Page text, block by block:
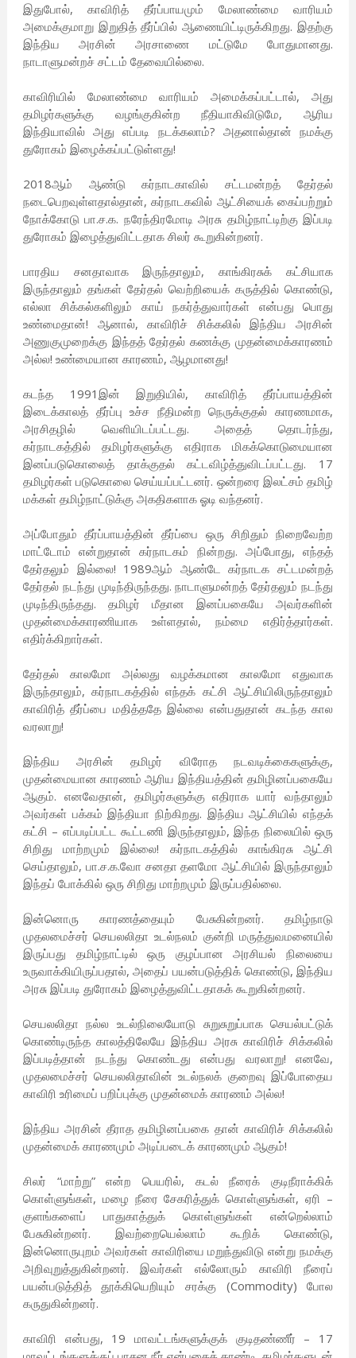
இதுபோல், காவிரித் தீர்ப்பாயமும் மேலாண்மை வாரியம்
அமைக்குமாறு இறுதித் தீர்ப்பில் ஆணையிட்டிருக்கிறது. இதற்கு
இந்திய அரசின் அரசாணை மட்டுமே போதுமானது.
நாடாளுமன்றச் சட்டம் தேவையில்லை.
காவிரியில் மேலாண்மை வாரியம் அமைக்கப்பட்டால், அது
தமிழர்களுக்கு வழங்குகின்ற நீதியாகிவிடுமே, ஆரிய
இந்தியாவில் அது எப்படி நடக்கலாம்? அதனால்தான் நமக்கு
துரோகம் இழைக்கப்பட்டுள்ளது!
2018ஆம் ஆண்டு கர்நாடகாவில் சட்டமன்றத் தேர்தல்
நடைபெறவுள்ளதால்தான், கர்நாடகவில் ஆட்சியைக் கைப்பற்றும்
நோக்கோடு பா.ச.க. நரேந்திரமோடி அரசு தமிழ்நாட்டிற்கு இப்படி
துரோகம் இழைத்துவிட்டதாக சிலர் கூறுகின்றனர்.
பாரதிய சனதாவாக இருந்தாலும், காங்கிரசுக் கட்சியாக
இருந்தாலும் தங்கள் தேர்தல் வெற்றியைக் கருத்தில் கொண்டு,
எல்லா சிக்கல்களிலும் காய் நகர்த்துவார்கள் என்பது பொது
உண்மைதான்! ஆனால், காவிரிச் சிக்கலில் இந்திய அரசின்
அணுகுமுறைக்கு இந்தத் தேர்தல் கணக்கு முதன்மைக்காரணம்
அல்ல! உண்மையான காரணம், ஆழமானது!
கடந்த 1991இன் இறுதியில், காவிரித் தீர்ப்பாயத்தின்
இடைக்காலத் தீர்ப்பு உச்ச நீதிமன்ற நெருக்குதல் காரணமாக,
அரசிதழில் வெளியிடப்பட்டது. அதைத் தொடர்ந்து,
கர்நாடகத்தில் தமிழர்களுக்கு எதிராக மிகக்கொடுமையான
இனப்படுகொலைத் தாக்குதல் கட்டவிழ்த்துவிடப்பட்டது. 17
தமிழர்கள் படுகொலை செய்யப்பட்டனர். ஒன்றரை இலட்சம் தமிழ்
மக்கள் தமிழ்நாட்டுக்கு அகதிகளாக ஓடி வந்தனர்.
அப்போதும் தீர்ப்பாயத்தின் தீர்ப்பை ஒரு சிறிதும் நிறைவேற்ற
மாட்டோம் என்றுதான் கர்நாடகம் நின்றது. அப்போது, எந்தத்
தேர்தலும் இல்லை! 1989ஆம் ஆண்டே கர்நாடக சட்டமன்றத்
தேர்தல் நடந்து முடிந்திருந்தது. நாடாளுமன்றத் தேர்தலும் நடந்து
முடிந்திருந்தது. தமிழர் மீதான இனப்பகையே அவர்களின்
முதன்மைக்காரணியாக உள்ளதால், நம்மை எதிர்த்தார்கள்.
எதிர்க்கிறார்கள்.
தேர்தல் காலமோ அல்லது வழக்கமான காலமோ எதுவாக
இருந்தாலும், கர்நாடகத்தில் எந்தக் கட்சி ஆட்சியிலிருந்தாலும்
காவிரித் தீர்ப்பை மதித்ததே இல்லை என்பதுதான் கடந்த கால
வரலாறு!
இந்திய அரசின் தமிழர் விரோத நடவடிக்கைகளுக்கு,
முதன்மையான காரணம் ஆரிய இந்தியத்தின் தமிழினப்பகையே
ஆகும். எனவேதான், தமிழர்களுக்கு எதிராக யார் வந்தாலும்
அவர்கள் பக்கம் இந்தியா நிற்கிறது. இந்திய ஆட்சியில் எந்தக்
கட்சி – எப்படிப்பட்ட கூட்டணி இருந்தாலும், இந்த நிலையில் ஒரு
சிறிது மாற்றமும் இல்லை! கர்நாடகத்தில் காங்கிரசு ஆட்சி
செய்தாலும், பா.ச.க.வோ சனதா தளமோ ஆட்சியில் இருந்தாலும்
இந்தப் போக்கில் ஒரு சிறிது மாற்றமும் இருப்பதில்லை.
இன்னொரு காரணத்தையும் பேசுகின்றனர். தமிழ்நாடு
முதலமைச்சர் செயலலிதா உடல்நலம் குன்றி மருத்துவமனையில்
இருப்பது தமிழ்நாட்டில் ஒரு குழப்பான அரசியல் நிலையை
உருவாக்கியிருப்பதால், அதைப் பயன்படுத்திக் கொண்டு, இந்திய
அரசு இப்படி துரோகம் இழைத்துவிட்டதாகக் கூறுகின்றனர்.
செயலலிதா நல்ல உடல்நிலையோடு சுறுசுறுப்பாக செயல்பட்டுக்
கொண்டிருந்த காலத்திலேயே இந்திய அரசு காவிரிச் சிக்கலில்
இப்படித்தான் நடந்து கொண்டது என்பது வரலாறு! எனவே,
முதலமைச்சர் செயலலிதாவின் உடல்நலக் குறைவு இப்போதைய
காவிரி உரிமைப் பறிப்புக்கு முதன்மைக் காரணம் அல்ல!
இந்திய அரசின் தீராத தமிழினப்பகை தான் காவிரிச் சிக்கலில்
முதன்மைக் காரணமும் அடிப்படைக் காரணமும் ஆகும்!
சிலர் “மாற்று” என்ற பெயரில், கடல் நீரைக் குடிநீராக்கிக்
கொள்ளுங்கள், மழை நீரை சேகரித்துக் கொள்ளுங்கள், ஏரி –
குளங்களைப் பாதுகாத்துக் கொள்ளுங்கள் என்றெல்லாம்
பேசுகின்றனர். இவற்றையெல்லாம் கூறிக் கொண்டு,
இன்னொருபுறம் அவர்கள் காவிரியை மறுந்துவிடு என்று நமக்கு
அறிவுறுத்துகின்றனர். இவர்கள் எல்லோரும் காவிரி நீரைப்
பயன்படுத்தித் தூக்கியெறியும் சரக்கு (Commodity) போல
கருதுகின்றனர்.
காவிரி என்பது, 19 மாவட்டங்களுக்குக் குடிதண்ணீர் – 17